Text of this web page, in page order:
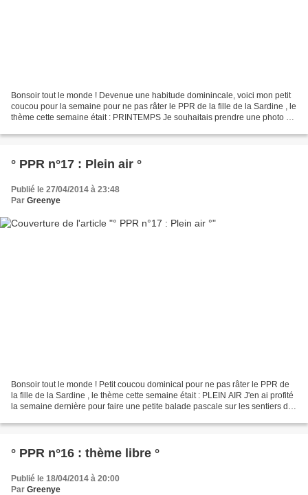
Bonsoir tout le monde ! Devenue une habitude dominincale, voici mon petit
coucou pour la semaine pour ne pas râter le PPR de la fille de la Sardine , le
thème cette semaine était : PRINTEMPS Je souhaitais prendre une photo de
° PPR n°17 : Plein air °
Publié le 27/04/2014 à 23:48
Par Greenye
Bonsoir tout le monde ! Petit coucou dominical pour ne pas râter le PPR de
la fille de la Sardine , le thème cette semaine était : PLEIN AIR J'en ai profité
la semaine dernière pour faire une petite balade pascale sur les sentiers de
° PPR n°16 : thème libre °
Publié le 18/04/2014 à 20:00
Par Greenye